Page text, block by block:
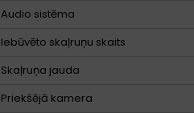
Audio sistēma
Iebūvēto skaļruņu skaits
Skaļruņa jauda
Priekšējā kamera